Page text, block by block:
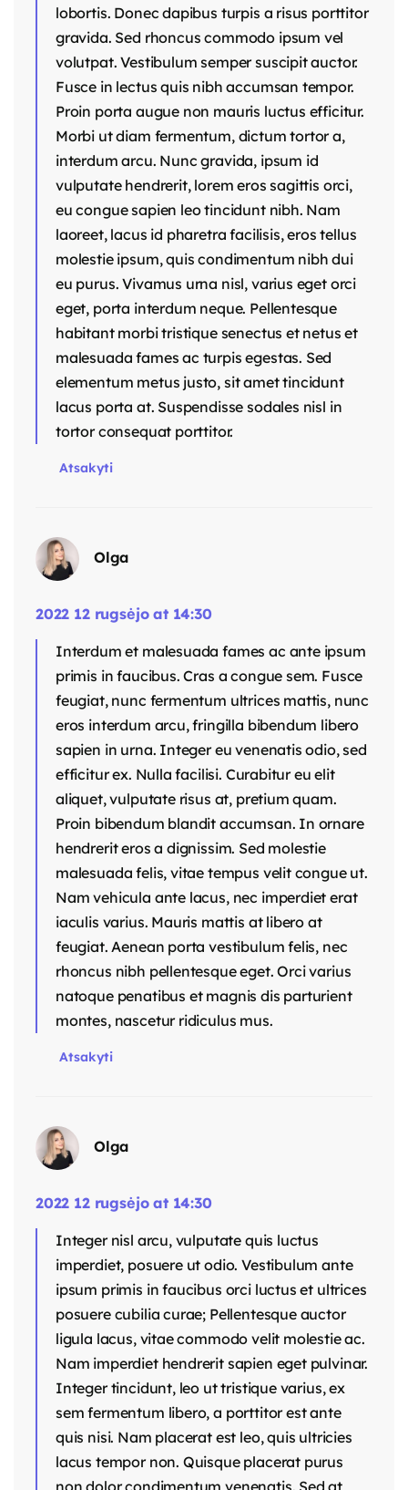
lobortis. Donec dapibus turpis a risus porttitor
gravida. Sed rhoncus commodo ipsum vel
volutpat. Vestibulum semper suscipit auctor.
Fusce in lectus quis nibh accumsan tempor.
Proin porta augue non mauris luctus efficitur.
Morbi ut diam fermentum, dictum tortor a,
interdum arcu. Nunc gravida, ipsum id
vulputate hendrerit, lorem eros sagittis orci,
eu congue sapien leo tincidunt nibh. Nam
laoreet, lacus id pharetra facilisis, eros tellus
molestie ipsum, quis condimentum nibh dui
eu purus. Vivamus urna nisl, varius eget orci
eget, porta interdum neque. Pellentesque
habitant morbi tristique senectus et netus et
malesuada fames ac turpis egestas. Sed
elementum metus justo, sit amet tincidunt
lacus porta at. Suspendisse sodales nisl in
tortor consequat porttitor.
Atsakyti
Olga
2022 12 rugsėjo at 14:30
Interdum et malesuada fames ac ante ipsum
primis in faucibus. Cras a congue sem. Fusce
feugiat, nunc fermentum ultrices mattis, nunc
eros interdum arcu, fringilla bibendum libero
sapien in urna. Integer eu venenatis odio, sed
efficitur ex. Nulla facilisi. Curabitur eu elit
aliquet, vulputate risus at, pretium quam.
Proin bibendum blandit accumsan. In ornare
hendrerit eros a dignissim. Sed molestie
malesuada felis, vitae tempus velit congue ut.
Nam vehicula ante lacus, nec imperdiet erat
iaculis varius. Mauris mattis at libero at
feugiat. Aenean porta vestibulum felis, nec
rhoncus nibh pellentesque eget. Orci varius
natoque penatibus et magnis dis parturient
montes, nascetur ridiculus mus.
Atsakyti
Olga
2022 12 rugsėjo at 14:30
Integer nisl arcu, vulputate quis luctus
imperdiet, posuere ut odio. Vestibulum ante
ipsum primis in faucibus orci luctus et ultrices
posuere cubilia curae; Pellentesque auctor
ligula lacus, vitae commodo velit molestie ac.
Nam imperdiet hendrerit sapien eget pulvinar.
Integer tincidunt, leo ut tristique varius, ex
sem fermentum libero, a porttitor est ante
quis nisi. Nam placerat est leo, quis ultricies
lacus tempor non. Quisque placerat purus
non dolor condimentum venenatis. Sed at